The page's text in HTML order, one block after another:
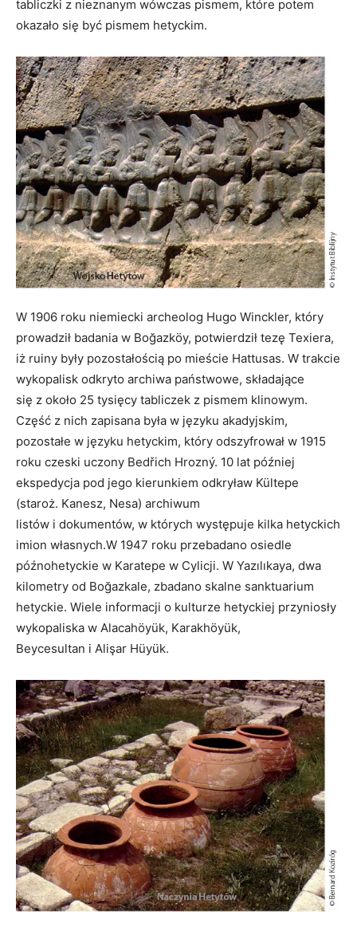
tabliczki z nieznanym wówczas pismem, które potem
okazało się być pismem hetyckim.
W 1906 roku niemiecki archeolog Hugo Winckler, który
prowadził badania w Boğazköy, potwierdził tezę Texiera,
iż ruiny były pozostałością po mieście Hattusas. W trakcie
wykopalisk odkryto archiwa państwowe, składające
się z około 25 tysięcy tabliczek z pismem klinowym.
Część z nich zapisana była w języku akadyjskim,
pozostałe w języku hetyckim, który odszyfrował w 1915
roku czeski uczony Bedřich Hrozný. 10 lat później
ekspedycja pod jego kierunkiem odkryław Kültepe
(staroż. Kanesz, Nesa) archiwum
listów i dokumentów, w których występuje kilka hetyckich
imion własnych.W 1947 roku przebadano osiedle
późnohetyckie w Karatepe w Cylicji. W Yazılıkaya, dwa
kilometry od Boğazkale, zbadano skalne sanktuarium
hetyckie. Wiele informacji o kulturze hetyckiej przyniosły
wykopaliska w Alacahöyük, Karakhöyük,
Beycesultan i Alişar Hüyük.